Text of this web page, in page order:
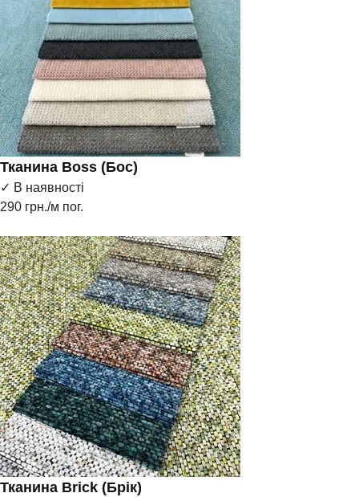
Тканина Boss (Бос)
✓ В наявності
290 грн./м пог.
Тканина Brick (Брік)